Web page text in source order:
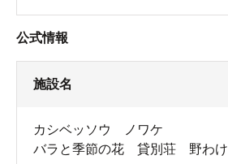
公式情報
施設名
カシベッソウ ノワケ
バラと季節の花 貸別荘 野わけ